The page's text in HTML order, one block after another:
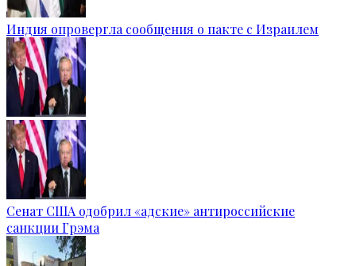
Индия опровергла сообщения о пакте с Израилем
Сенат США одобрил «адские» антироссийские
санкции Грэма